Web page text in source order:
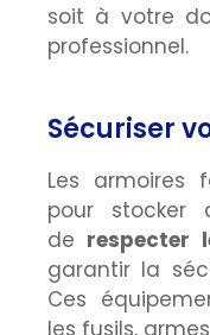
soit à votre
professionnel.
Sécuriser
Les armoires
pour stocker
de respecter
garantir la
Ces
les fusils,